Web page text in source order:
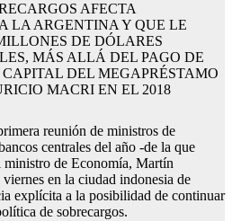
AFECTA
LA ARGENTINA Y QUE LE
DE DÓLARES
MÁS ALLÁ DEL PAGO DE
DEL MEGAPRÉSTAMO
MACRI EN EL 2018
reunión de ministros de
centrales del año -de la que
de Economía, Martín
en la ciudad indonesia de
explícita a la posibilidad de continuar
de sobrecargos.